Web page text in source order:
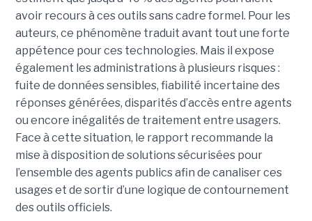
avoir recours à ces outils sans cadre formel. Pour les
auteurs, ce phénomène traduit avant tout une forte
appétence pour ces technologies. Mais il expose
également les administrations à plusieurs risques :
fuite de données sensibles, fiabilité incertaine des
réponses générées, disparités d’accès entre agents
ou encore inégalités de traitement entre usagers.
Face à cette situation, le rapport recommande la
mise à disposition de solutions sécurisées pour
l’ensemble des agents publics afin de canaliser ces
usages et de sortir d’une logique de contournement
des outils officiels.